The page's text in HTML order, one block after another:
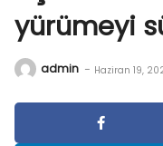
yürümeyi
admin - Haziran 19,